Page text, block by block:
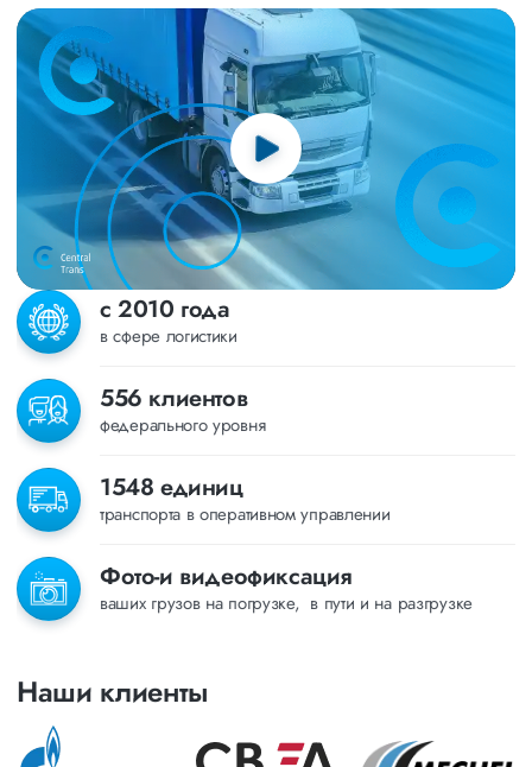
с 2010 года
в сфере логистики
556 клиентов
федерального уровня
1548 единиц
транспорта в оперативном управлении
Фото-и видеофиксация
ваших грузов на погрузке, в пути и на разгрузке
Наши клиенты